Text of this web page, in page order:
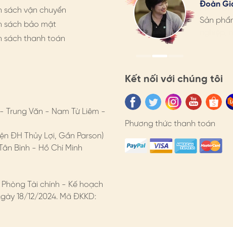
dụng
doi-hang
bao-hanh
#khuyen #khuyentai #thienga #sangtrong
sách vận chuyển
sách bảo mật
sách thanh toán
Mình rất
hàng
Đoàn
Sản
Mình rất
hàng
Trung Văn - Nam Từ Liêm -
ĐH Thủy Lợi, Gần Parson)
Bình - Hồ Chí Minh
Tài chính - Kế hoạch
18/12/2024. Mã ĐKKD:
Kết nối với chúng tôi
Phương thức thanh toán